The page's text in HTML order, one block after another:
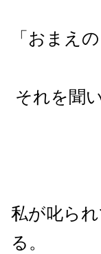
「おまえ
それを聞
私が叱ら
る。